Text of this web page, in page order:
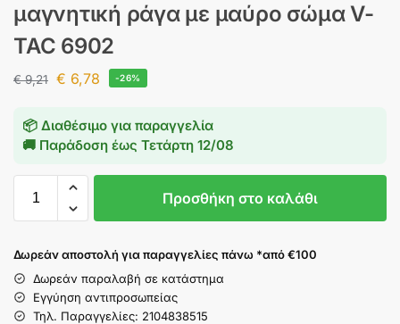
μαγνητική ράγα με μαύρο σώμα V-
TAC 6902
€9,21 € 6,78 -26%
📦 Διαθέσιμο για παραγγελία
🚚 Παράδοση έως Τετάρτη 12/08
Προσθήκη στο καλάθι
Δωρεάν αποστολή για παραγγελίες πάνω *από €100
Δωρεάν παραλαβή σε κατάστημα
Εγγύηση αντιπροσωπείας
Τηλ. Παραγγελίες: 2104838515